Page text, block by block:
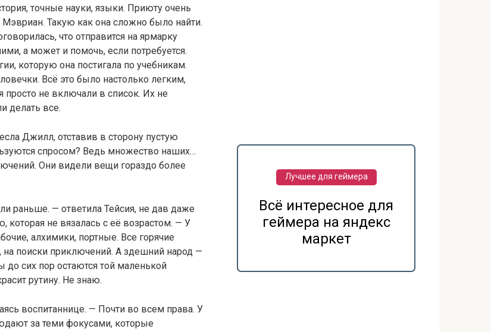
точные науки, языки. Приюту очень
Такую как она сложно было найти.
что отправится на ярмарку
а может и помочь, если потребуется.
которую она постигала по учебникам.
Всё это было настолько легким,
просто не включали в список. Их не
делать все.
Джилл, отставив в сторону пустую
спросом? Ведь множество наших…
Они видели вещи гораздо более
раньше. — ответила Тейсия, не дав даже
которая не вязалась с её возрастом. — У
алхимики, портные. Все горячие
на поиски приключений. А здешний народ —
сих пор остаются той маленькой
рутину. Не знаю.
воспитаннице. — Почти во всем права. У
за теми фокусами, которые
Лучшее для геймера
Всё интересное для
геймера на яндекс
маркет